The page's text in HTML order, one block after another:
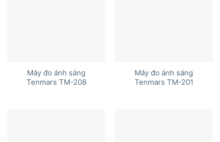
Máy đo ánh sáng
Tenmars TM-208
Máy đo ánh sáng
Tenmars TM-201